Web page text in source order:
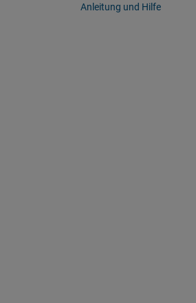
Anleitung und Hilfe